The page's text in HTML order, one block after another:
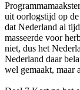
uit oorlogstijd op
dat Nederland al
masseerde voor
niet, dus het
Nederland daar
wel gemaakt, maar